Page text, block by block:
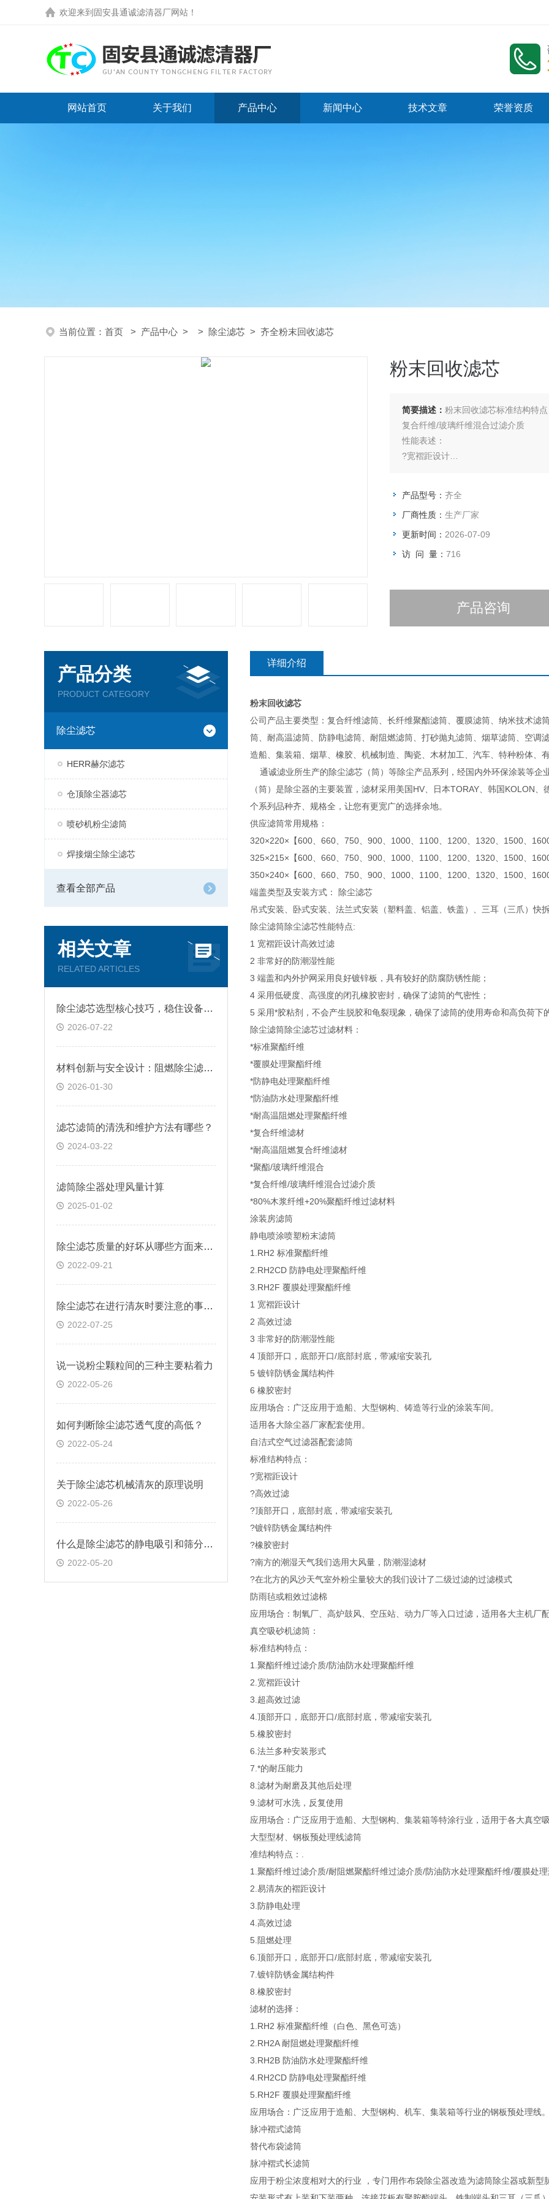
欢迎来到 固安县通诚滤清器厂网站 ！
网站首页 关于我们 产品中心 新闻中心 技术文章 荣誉资质
当前位置： 首页 > 产品中心 > > 除尘滤芯 > 齐全粉末回收滤芯
粉末回收滤芯
简要描述： 粉末回收滤芯标准结构特
复合纤维/玻璃纤维混合过滤介质
性能表述：
?宽褶距设计
?顶部开口，底部封底，带减缩安装孔
?镀锌防锈金属结构件
?橡胶密封
?南方的潮湿天气我们选用大风量，防
产品型号： 齐全
厂商性质： 生产厂家
更新时间： 2026-07-09
访 问 量： 716
产品咨询
产品分类
PRODUCT CATEGORY
除尘滤芯
HERR赫尔滤芯
仓顶除尘器滤芯
喷砂机粉尘滤筒
焊接烟尘除尘滤芯
查看全部产品
相关文章
RELATED ARTICLES
除尘滤芯选型核心技巧，稳住设备除尘工况
2026-07-22
材料创新与安全设计：阻燃除尘滤筒技术原理及跨行业应用深析
2026-01-30
滤芯滤筒的清洗和维护方法有哪些？
2024-03-22
滤筒除尘器处理风量计算
2025-01-02
除尘滤芯质量的好坏从哪些方面来判断？
2022-09-21
除尘滤芯在进行清灰时要注意的事项有哪些
2022-07-25
说一说粉尘颗粒间的三种主要粘着力
2022-05-26
如何判断除尘滤芯透气度的高低？
2022-05-24
关于除尘滤芯机械清灰的原理说明
2022-05-26
什么是除尘滤芯的静电吸引和筛分效应
2022-05-20
详细介绍
粉末回收滤芯
公司产品主要类型：复合纤维滤筒、长纤维聚酯滤筒、覆膜滤筒、纳米技术滤
筒、耐高温滤筒、防静电滤筒、耐阻燃滤筒、打砂抛丸滤筒、烟草滤筒、空调
造船、集装箱、烟草、橡胶、机械制造、陶瓷、木材加工、汽车、特种粉体、
通诚滤业所生产的除尘滤芯（筒）等除尘产品系列，经国内外环保涂装等企
（筒）是除尘器的主要装置，滤材采用美国HV、日本TORAY、韩国KOLON
个系列品种齐、规格全，让您有更宽广的选择余地。
供应滤筒常用规格：
320×220×【600、660、750、900、1000、1100、1200、1320、1500、
325×215×【600、660、750、900、1000、1100、1200、1320、1500、
350×240×【600、660、750、900、1000、1100、1200、1320、1500、
端盖类型及安装方式： 除尘滤芯
吊式安装、卧式安装、法兰式安装（塑料盖、铝盖、铁盖）、三耳（三爪）快
除尘滤筒除尘滤芯性能特点:
1 宽褶距设计高效过滤
2 非常好的防潮湿性能
3 端盖和内外护网采用良好镀锌板，具有较好的防腐防锈性能；
4 采用低硬度、高强度的闭孔橡胶密封，确保了滤筒的气密性；
5 采用*胶粘剂，不会产生脱胶和龟裂现象，确保了滤筒的使用寿命和高负荷下
除尘滤筒除尘滤芯过滤材料：
*标准聚酯纤维
*覆膜处理聚酯纤维
*防静电处理聚酯纤维
*防油防水处理聚酯纤维
*耐高温阻燃处理聚酯纤维
*复合纤维滤材
*耐高温阻燃复合纤维滤材
*聚酯/玻璃纤维混合
*复合纤维/玻璃纤维混合过滤介质
*80%木浆纤维+20%聚酯纤维过滤材料
涂装房滤筒
静电喷涂喷塑粉末滤筒
1.RH2 标准聚酯纤维
2.RH2CD 防静电处理聚酯纤维
3.RH2F 覆膜处理聚酯纤维
1 宽褶距设计
2 高效过滤
3 非常好的防潮湿性能
4 顶部开口，底部开口/底部封底，带减缩安装孔
5 镀锌防锈金属结构件
6 橡胶密封
应用场合：广泛应用于造船、大型钢构、铸造等行业的涂装车间。
适用各大除尘器厂家配套使用。
自洁式空气过滤器配套滤筒
标准结构特点：
?宽褶距设计
?高效过滤
?顶部开口，底部封底，带减缩安装孔
?镀锌防锈金属结构件
?橡胶密封
?南方的潮湿天气我们选用大风量，防潮湿滤材
?在北方的风沙天气室外粉尘量较大的我们设计了二级过滤的过滤模式
防雨毡或粗效过滤棉
应用场合：制氧厂、高炉鼓风、空压站、动力厂等入口过滤，适用各大主机厂
真空吸砂机滤筒：
标准结构特点：
1.聚酯纤维过滤介质/防油防水处理聚酯纤维
2.宽褶距设计
3.超高效过滤
4.顶部开口，底部开口/底部封底，带减缩安装孔
5.橡胶密封
6.法兰多种安装形式
7.*的耐压能力
8.滤材为耐磨及其他后处理
9.滤材可水洗，反复使用
应用场合：广泛应用于造船、大型钢构、集装箱等特涂行业，适用于各大真空
大型型材、钢板预处理线滤筒
准结构特点：.
1.聚酯纤维过滤介质/耐阻燃聚酯纤维过滤介质/防油防水处理聚酯纤维/覆膜处
2.易清灰的褶距设计
3.防静电处理
4.高效过滤
5.阻燃处理
6.顶部开口，底部开口/底部封底，带减缩安装孔
7.镀锌防锈金属结构件
8.橡胶密封
滤材的选择：
1.RH2 标准聚酯纤维（白色、黑色可选）
2.RH2A 耐阻燃处理聚酯纤维
3.RH2B 防油防水处理聚酯纤维
4.RH2CD 防静电处理聚酯纤维
5.RH2F 覆膜处理聚酯纤维
应用场合：广泛应用于造船、大型钢构、机车、集装箱等行业的钢板预处理线
脉冲褶式滤筒
替代布袋滤筒
脉冲褶式长滤筒
应用于粉尘浓度相对大的行业 ，专门用作布袋除尘器改造为滤筒除尘器或新